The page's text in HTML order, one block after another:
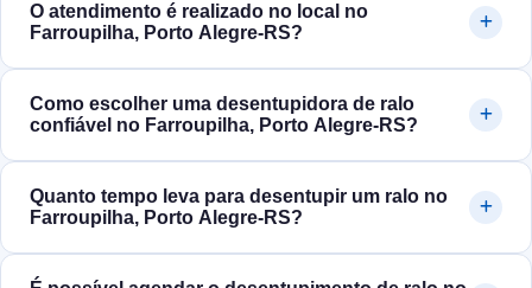
O atendimento é realizado no local no
Farroupilha, Porto Alegre‑RS?
Como escolher uma desentupidora de ralo
confiável no Farroupilha, Porto Alegre‑RS?
Quanto tempo leva para desentupir um ralo no
Farroupilha, Porto Alegre‑RS?